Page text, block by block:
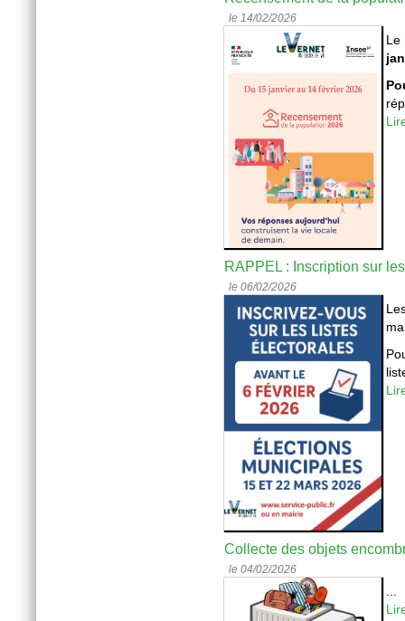
le 14/02/2026
Le
RAPPEL : Inscription sur
le 06/02/2026
Collecte des objets
le 04/02/2026